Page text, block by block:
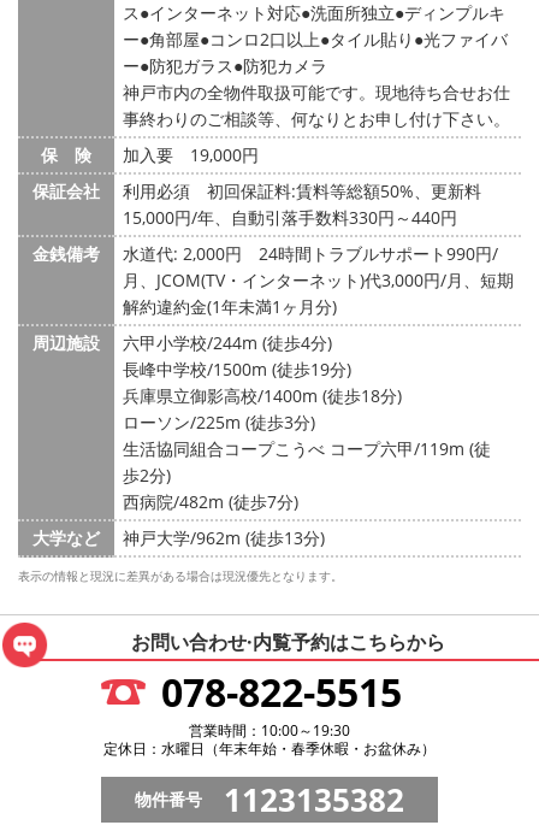
ス インターネット対応 洗面所独立 ディンプルキ
ー 角部屋 コンロ2口以上 タイル貼り 光ファイバ
ー 防犯ガラス 防犯カメラ
神戸市内の全物件取扱可能です。現地待ち合せお仕
事終わりのご相談等、何なりとお申し付け下さい。
保 険
加入要 19,000円
保証会社
利用必須 初回保証料:賃料等総額50%、更新料
15,000円/年、自動引落手数料330円～440円
金銭備考
水道代: 2,000円
24時間トラブルサポート990円/
月、JCOM(TV・インターネット)代3,000円/月、短期
解約違約金(1年未満1ヶ月分)
周辺施設
六甲小学校/244m (徒歩4分)
長峰中学校/1500m (徒歩19分)
兵庫県立御影高校/1400m (徒歩18分)
ローソン/225m (徒歩3分)
生活協同組合コープこうべ コープ六甲/119m (徒
歩2分)
西病院/482m (徒歩7分)
大学など
神戸大学/962m (徒歩13分)
表示の情報と現況に差異がある場合は現況優先となります。
お問い合わせ·内覧予約はこちらから
078-822-5515
営業時間：10:00～19:30
定休日：水曜日（年末年始・春季休暇・お盆休み）
物件番号 1123135382